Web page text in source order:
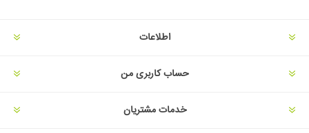
اطلاعات
حساب کاربری من
خدمات مشتریان